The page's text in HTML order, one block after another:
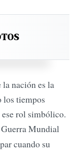
nación es la
los tiempos
rol simbólico.
Mundial
cuando su